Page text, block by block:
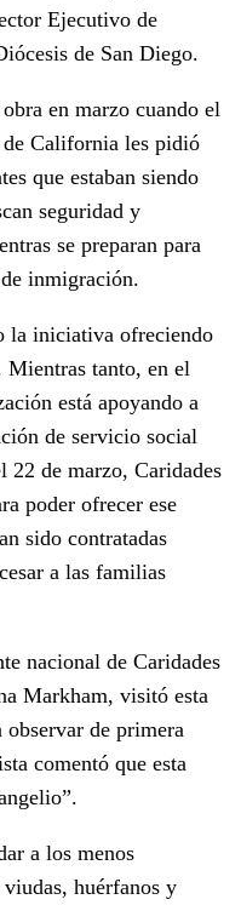
Ejecutivo de
de San Diego.
en marzo cuando el
California les pidió
que estaban siendo
seguridad y
se preparan para
inmigración.
la iniciativa ofreciendo
tanto, en el
está apoyando a
de servicio social
22 de marzo, Caridades
poder ofrecer ese
sido contratadas
a las familias
nacional de Caridades
Markham, visitó esta
de primera
comentó que esta
a los menos
huérfanos y